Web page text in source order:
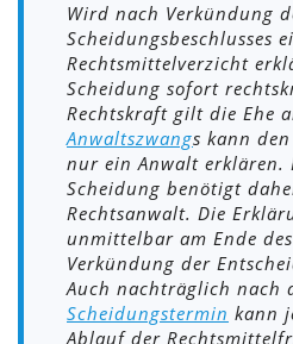
Wird nach Verkündung
Scheidungsbeschlusses
Rechtsmittelverzicht
Scheidung sofort
Rechtskraft gilt die Ehe
Anwaltszwangs kann
nur ein Anwalt erklären.
Scheidung benötigt
Rechtsanwalt. Die
unmittelbar am Ende
Verkündung der
Auch nachträglich nach
Scheidungstermin kann
Ablauf der